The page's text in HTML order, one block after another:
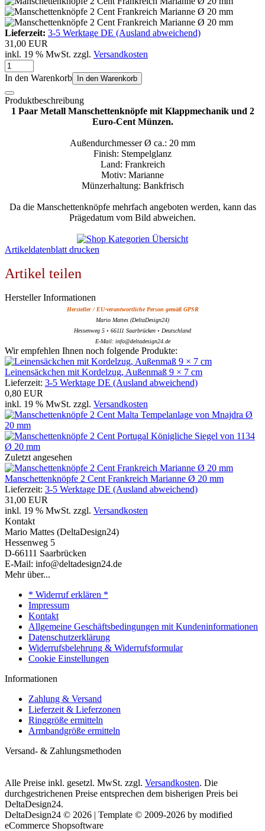
Lieferzeit: 3-5 Werktage DE (Ausland abweichend)
31,00 EUR
inkl. 19 % MwSt. zzgl. Versandkosten
In den Warenkorb In den Warenkorb
Produktbeschreibung
1 Paar Metall Manschettenknöpfe mit Klappmechanik und 2
Euro-Cent Münzen.
Außendurchmesser Ø ca.: 20 mm
Finish: Stempelglanz
Land: Frankreich
Motiv: Marianne
Münzerhaltung: Bankfrisch
Da die Manschettenknöpfe mehrfach angeboten werden, kann das
Prägedatum vom Bild abweichen.
Artikeldatenblatt drucken
Artikel teilen
Hersteller Informationen
Hersteller / EU-verantwortliche Person gemäß GPSR
Mario Mattes (DeltaDesign24)
Hessenweg 5 • 66111 Saarbrücken • Deutschland
E-Mail: info@deltadesign24.de
Wir empfehlen Ihnen noch folgende Produkte:
Leinensäckchen mit Kordelzug, Außenmaß 9 × 7 cm
Lieferzeit: 3-5 Werktage DE (Ausland abweichend)
0,80 EUR
inkl. 19 % MwSt. zzgl. Versandkosten
Zuletzt angesehen
Manschettenknöpfe 2 Cent Frankreich Marianne Ø 20 mm
Lieferzeit: 3-5 Werktage DE (Ausland abweichend)
31,00 EUR
inkl. 19 % MwSt. zzgl. Versandkosten
Kontakt
Mario Mattes (DeltaDesign24)
Hessenweg 5
D-66111 Saarbrücken
E-Mail: info@deltadesign24.de
Mehr über...
* Widerruf erklären *
Impressum
Kontakt
Allgemeine Geschäftsbedingungen mit Kundeninformationen
Datenschutzerklärung
Widerrufsbelehrung & Widerrufsformular
Cookie Einstellungen
Informationen
Zahlung & Versand
Lieferzeit & Lieferzonen
Ringgröße ermitteln
Armbandgröße ermitteln
Versand- & Zahlungsmethoden
Alle Preise inkl. gesetzl. MwSt. zzgl. Versandkosten. Die
durchgestrichenen Preise entsprechen dem bisherigen Preis bei
DeltaDesign24.
DeltaDesign24 © 2026 | Template © 2009-2026 by modified
eCommerce Shopsoftware